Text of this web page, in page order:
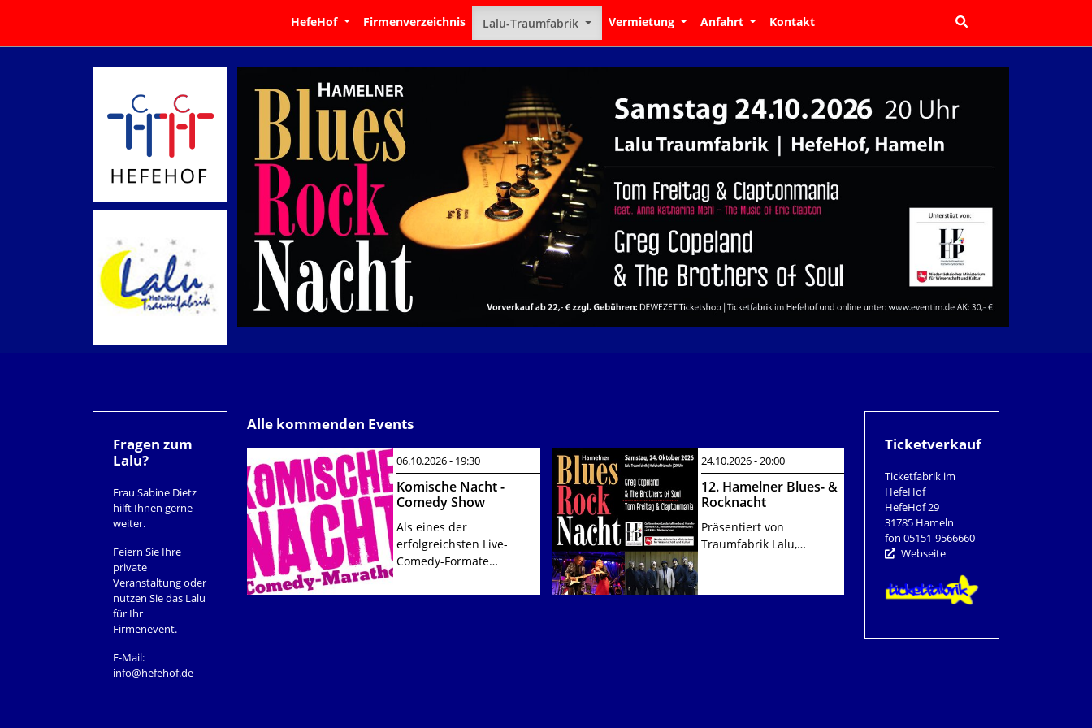
HefeHof Firmenverzeichnis Lalu-Traumfabrik Vermietung Anfahrt Kontakt
Fragen zum
Lalu?
Frau Sabine Dietz
hilft Ihnen gerne
weiter.
Feiern Sie Ihre
private
Veranstaltung oder
nutzen Sie das Lalu
für Ihr
Firmenevent.
E-Mail:
info@hefehof.de
Alle kommenden Events
06.10.2026 - 19:30
Komische Nacht -
Comedy Show
Als eines der
erfolgreichsten Live-
Comedy-Formate…
24.10.2026 - 20:00
12. Hamelner Blues- &
Rocknacht
Präsentiert von
Traumfabrik Lalu,…
Ticketverkauf
Ticketfabrik im
HefeHof
HefeHof 29
31785 Hameln
fon 05151-9566660
Webseite